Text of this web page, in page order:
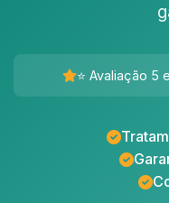
⭐ Avaliação